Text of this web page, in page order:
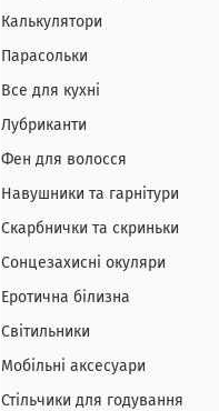
Калькулятори
Парасольки
Все для кухні
Лубриканти
Фен для волосся
Навушники та гарнітури
Скарбнички та скриньки
Сонцезахисні окуляри
Еротична білизна
Світильники
Мобільні аксесуари
Стільчики для годування